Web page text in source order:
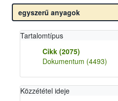
Tartalomtípus
Cikk (2075)
Dokumentum (4493)
Közzététel ideje